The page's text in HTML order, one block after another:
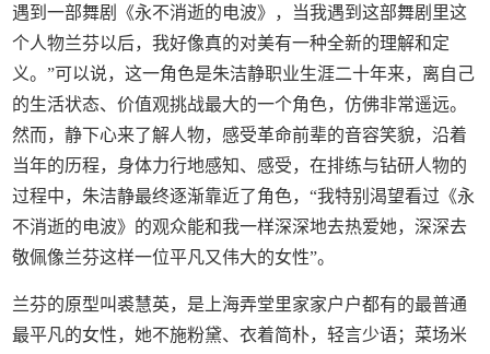
遇到一部舞剧《永不消逝的电波》，当我遇到这部舞剧里这
个人物兰芬以后，我好像真的对美有一种全新的理解和定
义。”可以说，这一角色是朱洁静职业生涯二十年来，离自己
的生活状态、价值观挑战最大的一个角色，仿佛非常遥远。
然而，静下心来了解人物，感受革命前辈的音容笑貌，沿着
当年的历程，身体力行地感知、感受，在排练与钻研人物的
过程中，朱洁静最终逐渐靠近了角色，“我特别渴望看过《永
不消逝的电波》的观众能和我一样深深地去热爱她，深深去
敬佩像兰芬这样一位平凡又伟大的女性”。
兰芬的原型叫裘慧英，是上海弄堂里家家户户都有的最普通
最平凡的女性，她不施粉黛、衣着简朴，轻言少语；菜场米